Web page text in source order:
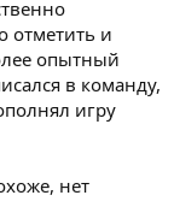
отметить и
опытный
в команду,
игру
нет